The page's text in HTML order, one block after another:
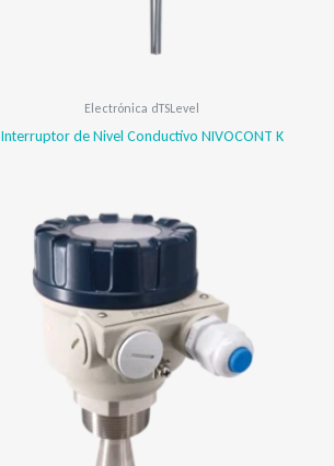
Electrónica dTSLevel
Interruptor de Nivel Conductivo NIVOCONT K